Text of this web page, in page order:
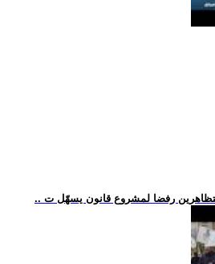
رفضا لمشروع قانون يسهّل ت